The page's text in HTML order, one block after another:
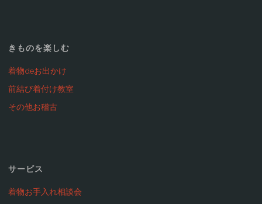
きものを楽しむ
着物deお出かけ
前結び着付け教室
その他お稽古
サービス
着物お手入れ相談会